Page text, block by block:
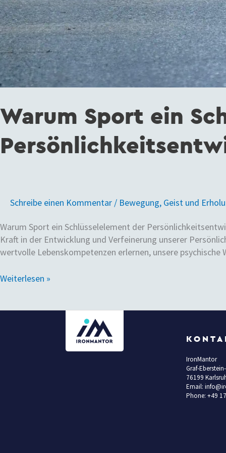
Warum Sport ein
Schreibe einen Kommentar / Bewegung, Geist und
Warum Sport ein Schlüsselelement der
Kraft in der Entwicklung und Verfeinerung unserer
wertvolle Lebenskompetenzen erlernen, unsere
Weiterlesen »
IronMantor
Graf-
76199
Email:
Phone: +49